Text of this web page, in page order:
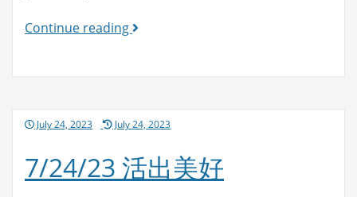
Continue reading7/25/23
PostedJuly 24, 2023 July 24, 2023
7/24/23 活出美好